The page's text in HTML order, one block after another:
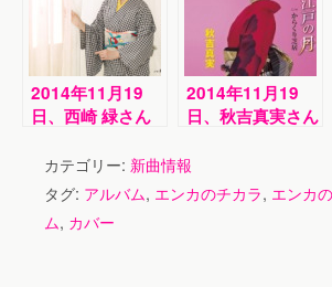
2014年11月19
日、西崎 緑さん
した！
2014年11月19
日、秋吉真実さん
した！
カテゴリー: 新曲情報
タグ: アルバム, エンカのチカラ, エンカ
ム, カバー